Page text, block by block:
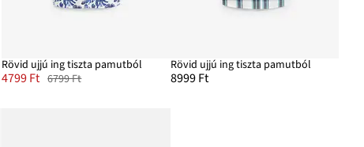
Rövid ujjú ing tiszta pamutból
4799 Ft 6799 Ft
Rövid ujjú ing tiszta pamutból
8999 Ft